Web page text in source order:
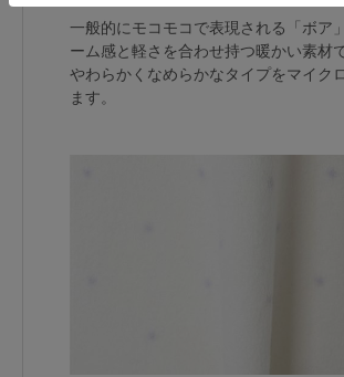
一般的にモコモコで表現される「ボア
ーム感と軽さを合わせ持つ暖かい素材
やわらかくなめらかなタイプをマイク
ます。